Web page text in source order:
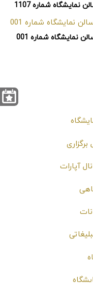
نمایشگاه شماره 1107
نمایشگاه شماره 001